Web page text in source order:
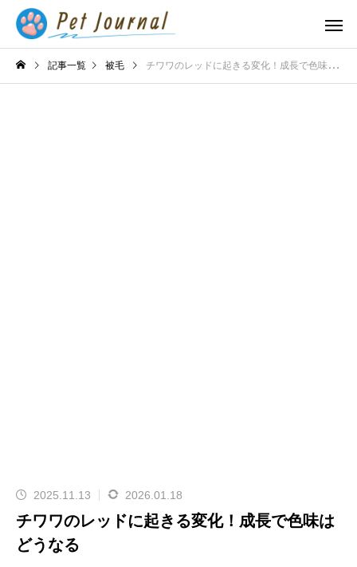
記事一覧 被毛 チワワのレッドに起きる変化！成長で色味はどうなる
2025.11.13 2026.01.18
チワワのレッドに起きる変化！成長で色味は
どうなる